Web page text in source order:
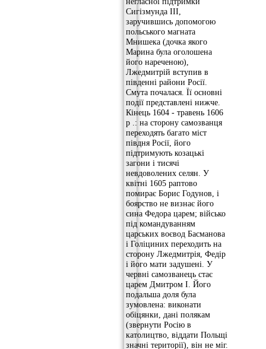
Сигізмунда III,
заручившись допомогою
польського магната
Мнишека (дочка якого
Марина була оголошена
його нареченою),
Лжедмитрій вступив в
південні райони Росії.
Смута почалася. Її основні
події представлені нижче.
Кінець 1604 - травень 1606
р .: на сторону самозванця
переходять багато міст
півдня Росії, його
підтримують козацькі
загони і тисячі
невдоволених селян. У
квітні 1605 раптово
помирає Борис Годунов, і
боярство не визнає його
сина Федора царем; військо
під командуванням
царських воєвод Басманова
і Голіциних переходить на
сторону Лжедмитрія, Федір
і його мати задушені. У
червні самозванець стає
царем Дмитром I. Його
подальша доля була
зумовлена: виконати
обіцянки, дані полякам
(звернути Росію в
католицтво, віддати Польщі
значні території), він не міг.